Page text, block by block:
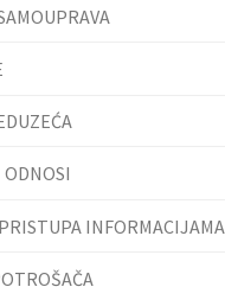
INFORMACIJAMA